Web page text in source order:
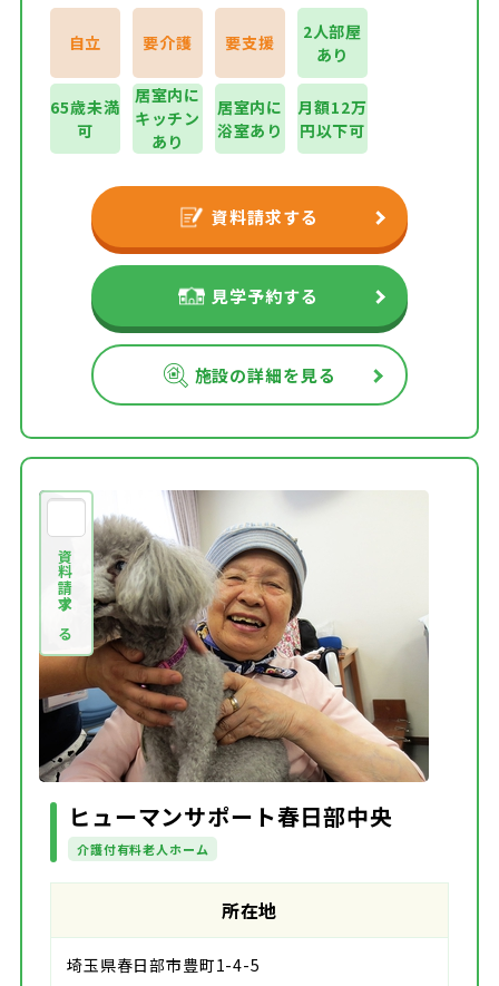
自立 要介護 要支援
2人部屋
あり
65歳未満
可
居室内に
キッチン
あり
居室内に
浴室あり
月額12万
円以下可
資料請求する
見学予約する
施設の詳細を見る
資料請求する
ヒューマンサポート春日部中央
介護付有料老人ホーム
所在地
埼玉県春日部市豊町1-4-5